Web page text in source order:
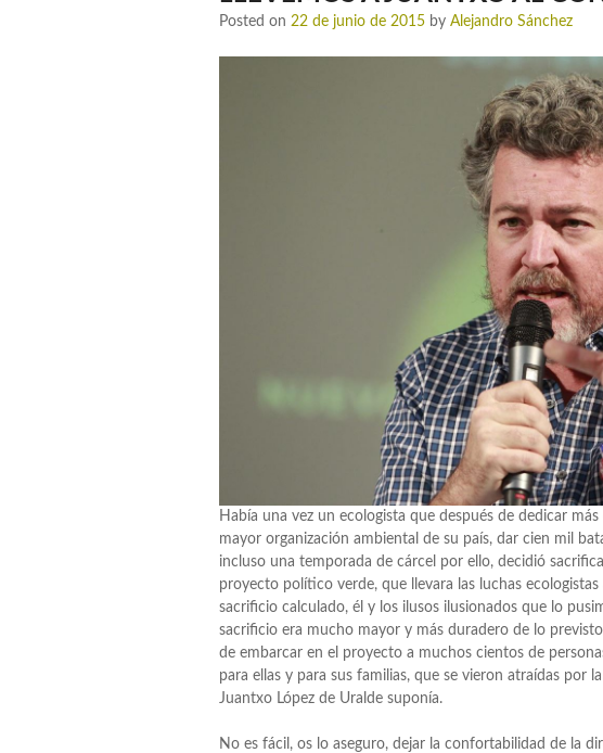
Posted on 22 de junio de 2015 by Alejandro Sánchez
Había una vez un ecologista que después de dedicar
mayor organización ambiental de su país, dar cien mil
incluso una temporada de cárcel por ello, decidió
proyecto político verde, que llevara las luchas
sacrificio calculado, él y los ilusos ilusionados que lo
sacrificio era mucho mayor y más duradero de lo
de embarcar en el proyecto a muchos cientos de
para ellas y para sus familias, que se vieron atraídas por
Juantxo López de Uralde suponía.
No es fácil, os lo aseguro, dejar la confortabilidad de la